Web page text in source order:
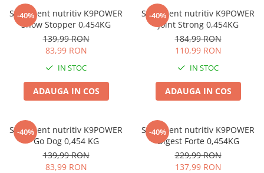
Zgărzi & Hamuri
Păsări
Hrană Păsări
Meniuri Păsări
Suplimente Nutritive
Delicii Păsări
Îngrijire Păsări
Așternut Igienic Păsări
-40%
Supliment nutritiv K9POWER
Show Stopper 0,454KG
139,99 RON
83,99 RON
IN STOC
ADAUGA IN COS
-40%
Supliment nutritiv K9POWER
Joint Strong 0,454KG
184,99 RON
110,99 RON
IN STOC
ADAUGA IN COS
-40%
Supliment nutritiv K9POWER
Go Dog 0,454 KG
139,99 RON
83,99 RON
-40%
Supliment nutritiv K9POWER
Digest Forte 0,454KG
229,99 RON
137,99 RON